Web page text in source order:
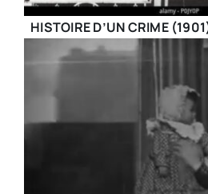
HISTOIRE D’UN CRIME